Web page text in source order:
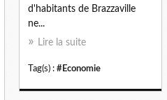
d'habitants de Brazzaville
ne...
Lire la suite
Tag(s) : #Economie